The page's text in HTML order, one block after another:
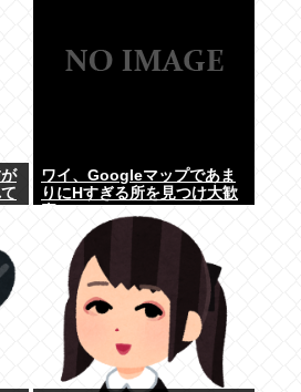
ワイ、Googleマップであま
りにΗすぎる所を見つけ大歓